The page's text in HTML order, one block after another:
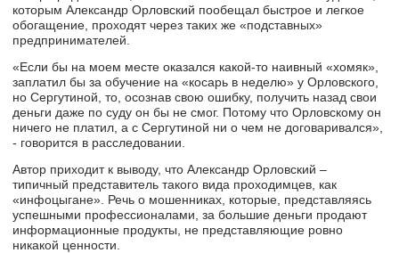
которым Александр Орловский пообещал быстрое и легкое
обогащение, проходят через таких же «подставных»
предпринимателей.
«Если бы на моем месте оказался какой-то наивный «хомяк»,
заплатил бы за обучение на «косарь в неделю» у Орловского,
но Сергутиной, то, осознав свою ошибку, получить назад свои
деньги даже по суду он бы не смог. Потому что Орловскому он
ничего не платил, а с Сергутиной ни о чем не договаривался»,
- говорится в расследовании.
Автор приходит к выводу, что Александр Орловский –
типичный представитель такого вида проходимцев, как
«инфоцыгане». Речь о мошенниках, которые, представляясь
успешными профессионалами, за большие деньги продают
информационные продукты, не представляющие ровно
никакой ценности.